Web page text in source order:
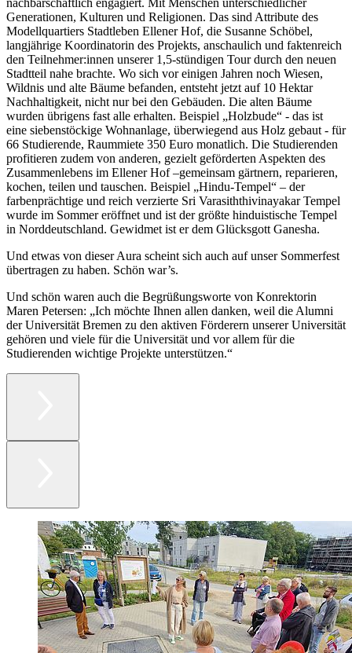
Generationen, Kulturen und Religionen. Das sind Attribute des
Modellquartiers Stadtleben Ellener Hof, die Susanne Schöbel,
langjährige Koordinatorin des Projekts, anschaulich und faktenreich
den Teilnehmer:innen unserer 1,5-stündigen Tour durch den neuen
Stadtteil nahe brachte. Wo sich vor einigen Jahren noch Wiesen,
Wildnis und alte Bäume befanden, entsteht jetzt auf 10 Hektar
Nachhaltigkeit, nicht nur bei den Gebäuden. Die alten Bäume
wurden übrigens fast alle erhalten. Beispiel „Holzbude“ - das ist
eine siebenstöckige Wohnanlage, überwiegend aus Holz gebaut - für
66 Studierende, Raummiete 350 Euro monatlich. Die Studierenden
profitieren zudem von anderen, gezielt geförderten Aspekten des
Zusammenlebens im Ellener Hof –gemeinsam gärtnern, reparieren,
kochen, teilen und tauschen. Beispiel „Hindu-Tempel“ – der
farbenprächtige und reich verzierte Sri Varasiththivinayakar Tempel
wurde im Sommer eröffnet und ist der größte hinduistische Tempel
in Norddeutschland. Gewidmet ist er dem Glücksgott Ganesha.
Und etwas von dieser Aura scheint sich auch auf unser Sommerfest
übertragen zu haben. Schön war’s.
Und schön waren auch die Begrüßungsworte von Konrektorin
Maren Petersen: „Ich möchte Ihnen allen danken, weil die Alumni
der Universität Bremen zu den aktiven Förderern unserer Universität
gehören und viele für die Universität und vor allem für die
Studierenden wichtige Projekte unterstützen.“